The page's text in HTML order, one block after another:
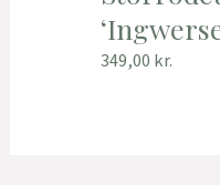
349,00 kr.